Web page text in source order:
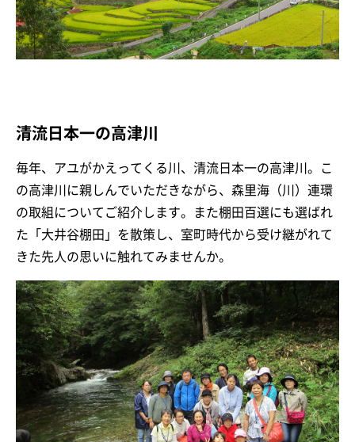
清流日本一の高津川
毎年、アユがかえってくる川、清流日本一の高津川。こ
の高津川に親しんでいただきながら、森里海（川）連環
の取組についてご紹介します。また棚田百選にも選ばれ
た「大井谷棚田」を散策し、室町時代から受け継がれて
きた先人の思いに触れてみませんか。